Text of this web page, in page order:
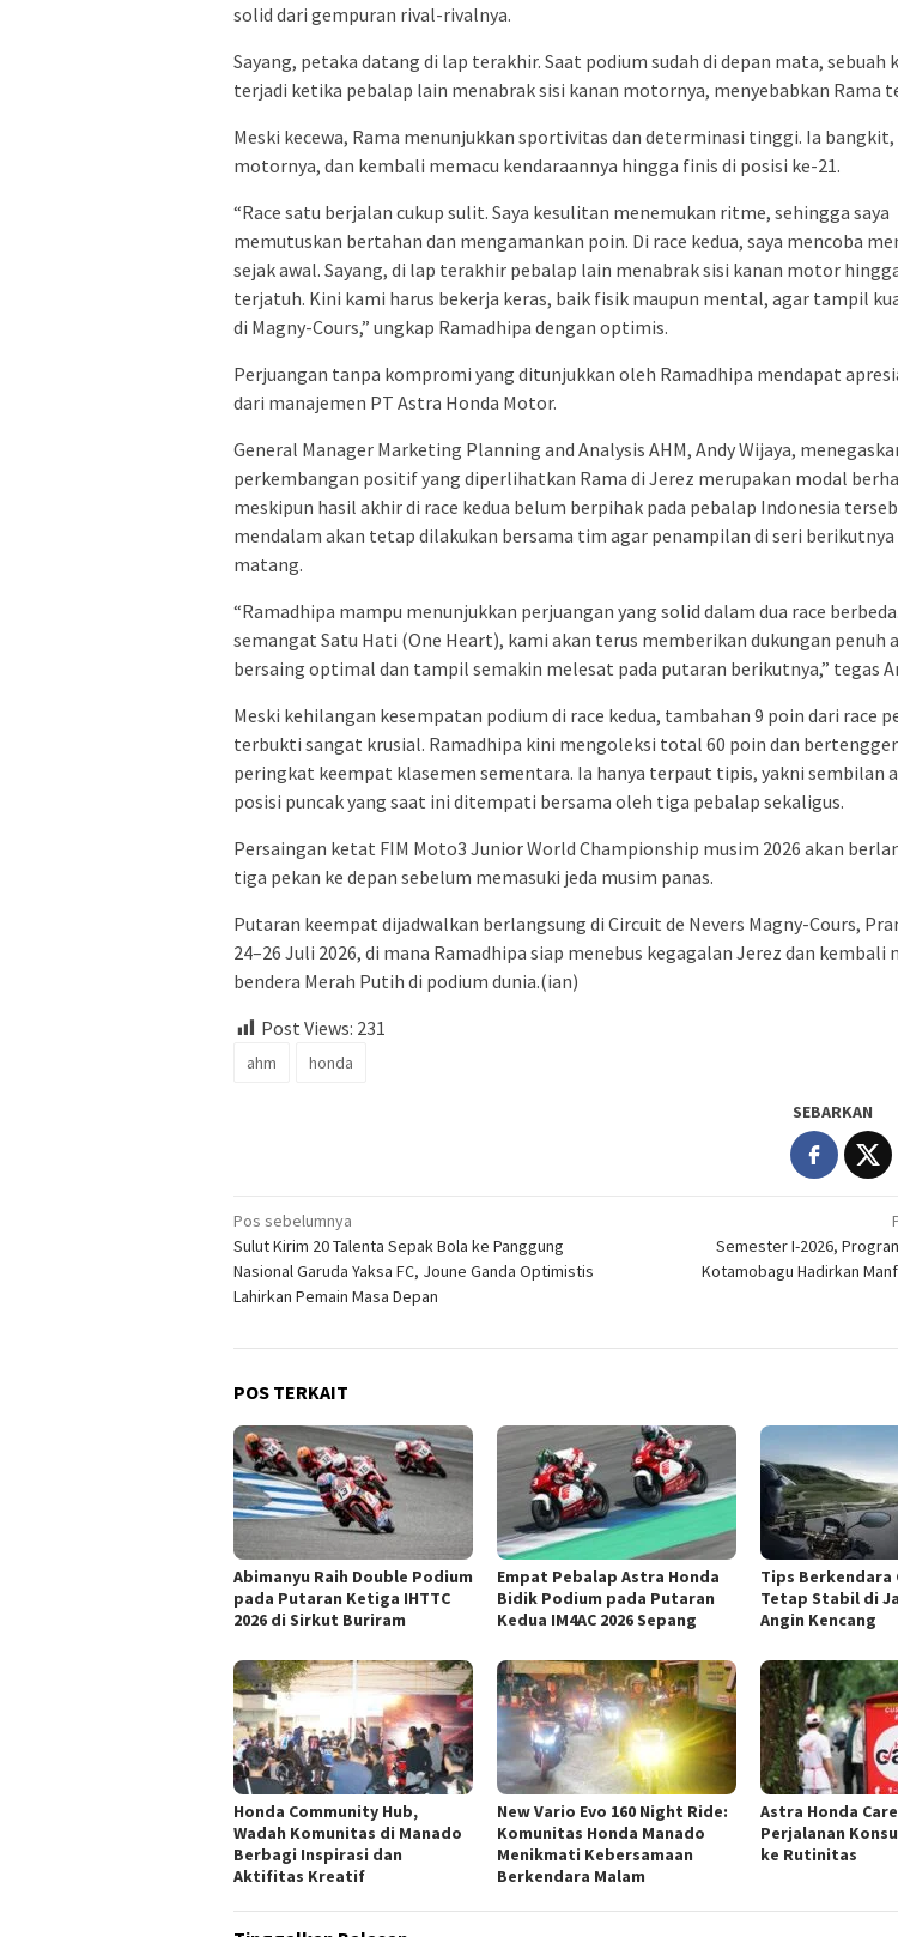
solid dari gempuran rival-rivalnya.
Sayang, petaka datang di lap terakhir. Saat podium sudah di depan mata, sebuah
terjadi ketika pebalap lain menabrak sisi kanan motornya, menyebabkan Rama
Meski kecewa, Rama menunjukkan sportivitas dan determinasi tinggi. Ia
motornya, dan kembali memacu kendaraannya hingga finis di posisi ke-21.
“Race satu berjalan cukup sulit. Saya kesulitan menemukan ritme, sehingga saya
memutuskan bertahan dan mengamankan poin. Di race kedua, saya mencoba
sejak awal. Sayang, di lap terakhir pebalap lain menabrak sisi kanan motor
terjatuh. Kini kami harus bekerja keras, baik fisik maupun mental, agar tampil
di Magny-Cours,” ungkap Ramadhipa dengan optimis.
Perjuangan tanpa kompromi yang ditunjukkan oleh Ramadhipa mendapat
dari manajemen PT Astra Honda Motor.
General Manager Marketing Planning and Analysis AHM, Andy Wijaya,
perkembangan positif yang diperlihatkan Rama di Jerez merupakan modal
meskipun hasil akhir di race kedua belum berpihak pada pebalap Indonesia
mendalam akan tetap dilakukan bersama tim agar penampilan di seri berikutnya
matang.
“Ramadhipa mampu menunjukkan perjuangan yang solid dalam dua race
semangat Satu Hati (One Heart), kami akan terus memberikan dukungan penuh
bersaing optimal dan tampil semakin melesat pada putaran berikutnya,” tegas
Meski kehilangan kesempatan podium di race kedua, tambahan 9 poin dari race
terbukti sangat krusial. Ramadhipa kini mengoleksi total 60 poin dan
peringkat keempat klasemen sementara. Ia hanya terpaut tipis, yakni sembilan
posisi puncak yang saat ini ditempati bersama oleh tiga pebalap sekaligus.
Persaingan ketat FIM Moto3 Junior World Championship musim 2026 akan
tiga pekan ke depan sebelum memasuki jeda musim panas.
Putaran keempat dijadwalkan berlangsung di Circuit de Nevers Magny-Cours,
24–26 Juli 2026, di mana Ramadhipa siap menebus kegagalan Jerez dan kembali
bendera Merah Putih di podium dunia.(ian)
Post Views: 231
ahm honda
SEBARKAN
Navigasi
pos
Pos sebelumnya
Sulut Kirim 20 Talenta Sepak Bola ke Panggung
Nasional Garuda Yaksa FC, Joune Ganda Optimistis
Lahirkan Pemain Masa Depan
Semester I-2026,
Kotamobagu Hadirkan
POS TERKAIT
Abimanyu Raih Double Podium
pada Putaran Ketiga IHTTC
2026 di Sirkut Buriram
Empat Pebalap Astra Honda
Bidik Podium pada Putaran
Kedua IM4AC 2026 Sepang
Tips Berkendara
Tetap Stabil di
Angin Kencang
Honda Community Hub,
Wadah Komunitas di Manado
Berbagi Inspirasi dan
Aktifitas Kreatif
New Vario Evo 160 Night Ride:
Komunitas Honda Manado
Menikmati Kebersamaan
Berkendara Malam
Astra Honda
Perjalanan
ke Rutinitas